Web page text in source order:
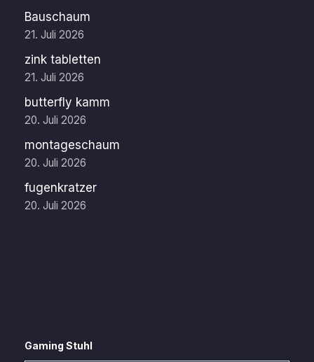
Bauschaum
21. Juli 2026
zink tabletten
21. Juli 2026
butterfly kamm
20. Juli 2026
montageschaum
20. Juli 2026
fugenkratzer
20. Juli 2026
Gaming Stuhl